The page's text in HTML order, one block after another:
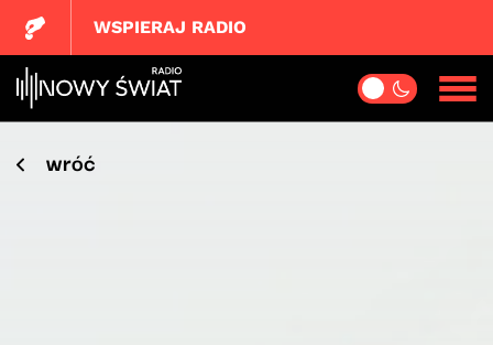
WSPIERAJ RADIO
wróć